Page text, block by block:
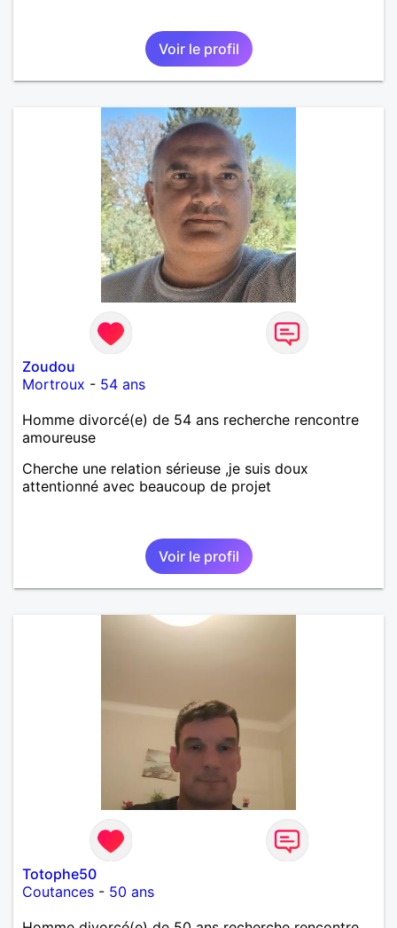
Voir le profil
Zoudou
Mortroux - 54 ans
Homme divorcé(e) de 54 ans recherche rencontre
amoureuse
Cherche une relation sérieuse ,je suis doux
attentionné avec beaucoup de projet
Voir le profil
Totophe50
Coutances - 50 ans